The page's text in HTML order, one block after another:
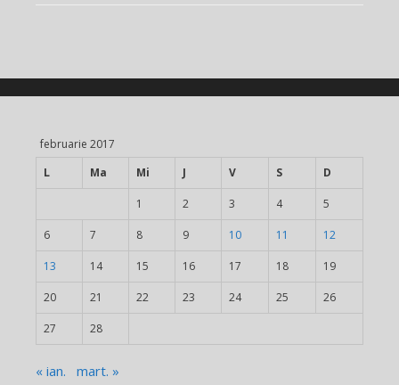
februarie 2017
L
Ma Mi J V S D
1 2 3 4 5
6 7 8 9 10 11 12
13 14 15 16 17 18 19
20 21 22 23 24 25 26
27 28
« ian. mart. »